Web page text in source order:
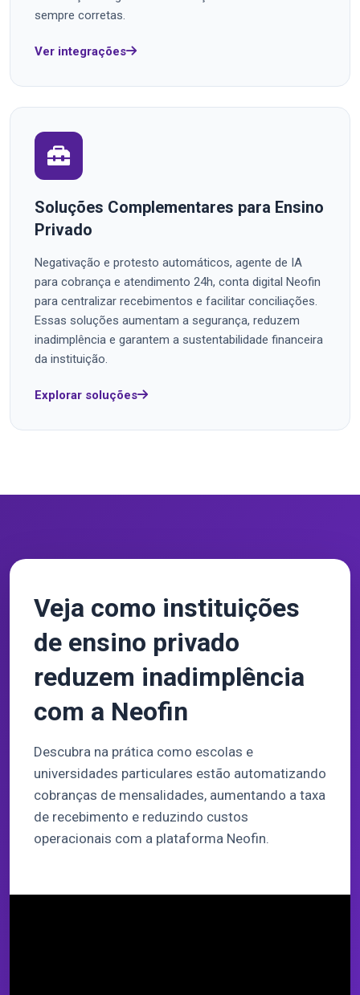
sempre corretas.
Ver integrações
Soluções Complementares para Ensino
Privado
Negativação e protesto automáticos, agente de IA
para cobrança e atendimento 24h, conta digital Neofin
para centralizar recebimentos e facilitar conciliações.
Essas soluções aumentam a segurança, reduzem
inadimplência e garantem a sustentabilidade financeira
da instituição.
Explorar soluções
Veja como instituições
de ensino privado
reduzem inadimplência
com a Neofin
Descubra na prática como escolas e
universidades particulares estão automatizando
cobranças de mensalidades, aumentando a taxa
de recebimento e reduzindo custos
operacionais com a plataforma Neofin.